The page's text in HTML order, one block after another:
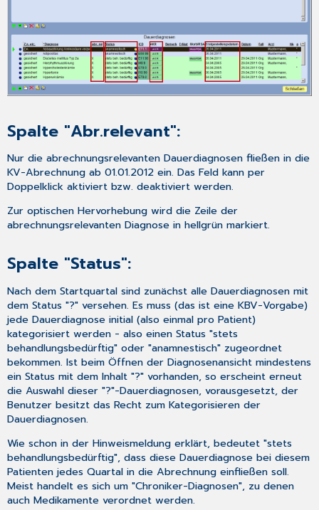
Spalte "Abr.relevant":
Nur die abrechnungsrelevanten Dauerdiagnosen fließen in die
KV-Abrechnung ab 01.01.2012 ein. Das Feld kann per
Doppelklick aktiviert bzw. deaktiviert werden.
Zur optischen Hervorhebung wird die Zeile der
abrechnungsrelevanten Diagnose in hellgrün markiert.
Spalte "Status":
Nach dem Startquartal sind zunächst alle Dauerdiagnosen mit
dem Status "?" versehen. Es muss (das ist eine KBV-Vorgabe)
jede Dauerdiagnose initial (also einmal pro Patient)
kategorisiert werden - also einen Status "stets
behandlungsbedürftig" oder "anamnestisch" zugeordnet
bekommen. Ist beim Öffnen der Diagnosenansicht mindestens
ein Status mit dem Inhalt "?" vorhanden, so erscheint erneut
die Auswahl dieser "?"-Dauerdiagnosen, vorausgesetzt, der
Benutzer besitzt das Recht zum Kategorisieren der
Dauerdiagnosen.
Wie schon in der Hinweismeldung erklärt, bedeutet "stets
behandlungsbedürftig", dass diese Dauerdiagnose bei diesem
Patienten jedes Quartal in die Abrechnung einfließen soll.
Meist handelt es sich um "Chroniker-Diagnosen", zu denen
auch Medikamente verordnet werden.